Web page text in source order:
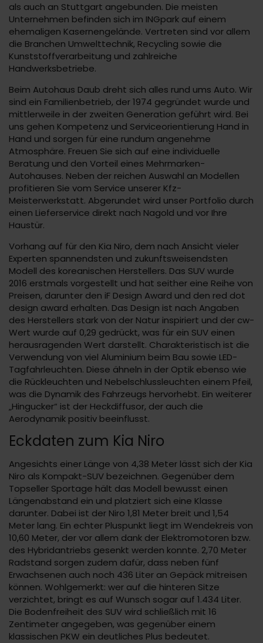
als auch an Stuttgart angebunden. Die meisten
Unternehmen befinden sich im INGpark auf einem
ehemaligen Kasernengelände. Vertreten sind vor allem
die Branchen Umwelttechnik, Recycling sowie die
Kunststoffverarbeitung und zahlreiche
Handwerksbetriebe.
Beim Autohaus Daub dreht sich alles rund ums Auto. Wir
sind ein Familienbetrieb, der 1974 gegründet wurde und
mittlerweile in der zweiten Generation geführt wird. Bei
uns gehen Kompetenz und Serviceorientierung Hand in
Hand und sorgen für eine rundum angenehme
Atmosphäre. Freuen Sie sich auf eine individuelle
Beratung und den Vorteil eines Mehrmarken-
Autohauses. Neben der reichen Auswahl an Modellen
profitieren Sie vom Service unserer Kfz-
Meisterwerkstatt. Abgerundet wird unser Portfolio durch
einen Lieferservice direkt nach Nagold und vor Ihre
Haustür.
Vorhang auf für den Kia Niro, dem nach Ansicht vieler
Experten spannendsten und zukunftsweisendsten
Modell des koreanischen Herstellers. Das SUV wurde
2016 erstmals vorgestellt und hat seither eine Reihe von
Preisen, darunter den iF Design Award und den red dot
design award erhalten. Das Design ist nach Angaben
des Herstellers stark von der Natur inspiriert und der cw-
Wert wurde auf 0,29 gedrückt, was für ein SUV einen
herausragenden Wert darstellt. Charakteristisch ist die
Verwendung von viel Aluminium beim Bau sowie LED-
Tagfahrleuchten. Diese ähneln in der Optik ebenso wie
die Rückleuchten und Nebelschlussleuchten einem Pfeil,
was die Dynamik des Fahrzeugs hervorhebt. Ein weiterer
„Hingucker“ ist der Heckdiffusor, der auch die
Aerodynamik positiv beeinflusst.
Eckdaten zum Kia Niro
Angesichts einer Länge von 4,38 Meter lässt sich der Kia
Niro als Kompakt-SUV bezeichnen. Gegenüber dem
Topseller Sportage hält das Modell bewusst einen
Längenabstand ein und platziert sich eine Klasse
darunter. Dabei ist der Niro 1,81 Meter breit und 1,54
Meter lang. Ein echter Pluspunkt liegt im Wendekreis von
10,60 Meter, der vor allem dank der Elektromotoren bzw.
des Hybridantriebs gesenkt werden konnte. 2,70 Meter
Radstand sorgen zudem dafür, dass neben fünf
Erwachsenen auch noch 436 Liter an Gepäck mitreisen
können. Wohlgemerkt: wer auf die hinteren Sitze
verzichtet, bringt es auf Wunsch sogar auf 1.434 Liter.
Die Bodenfreiheit des SUV wird schließlich mit 16
Zentimeter angegeben, was gegenüber einem
klassischen PKW ein deutliches Plus bedeutet.